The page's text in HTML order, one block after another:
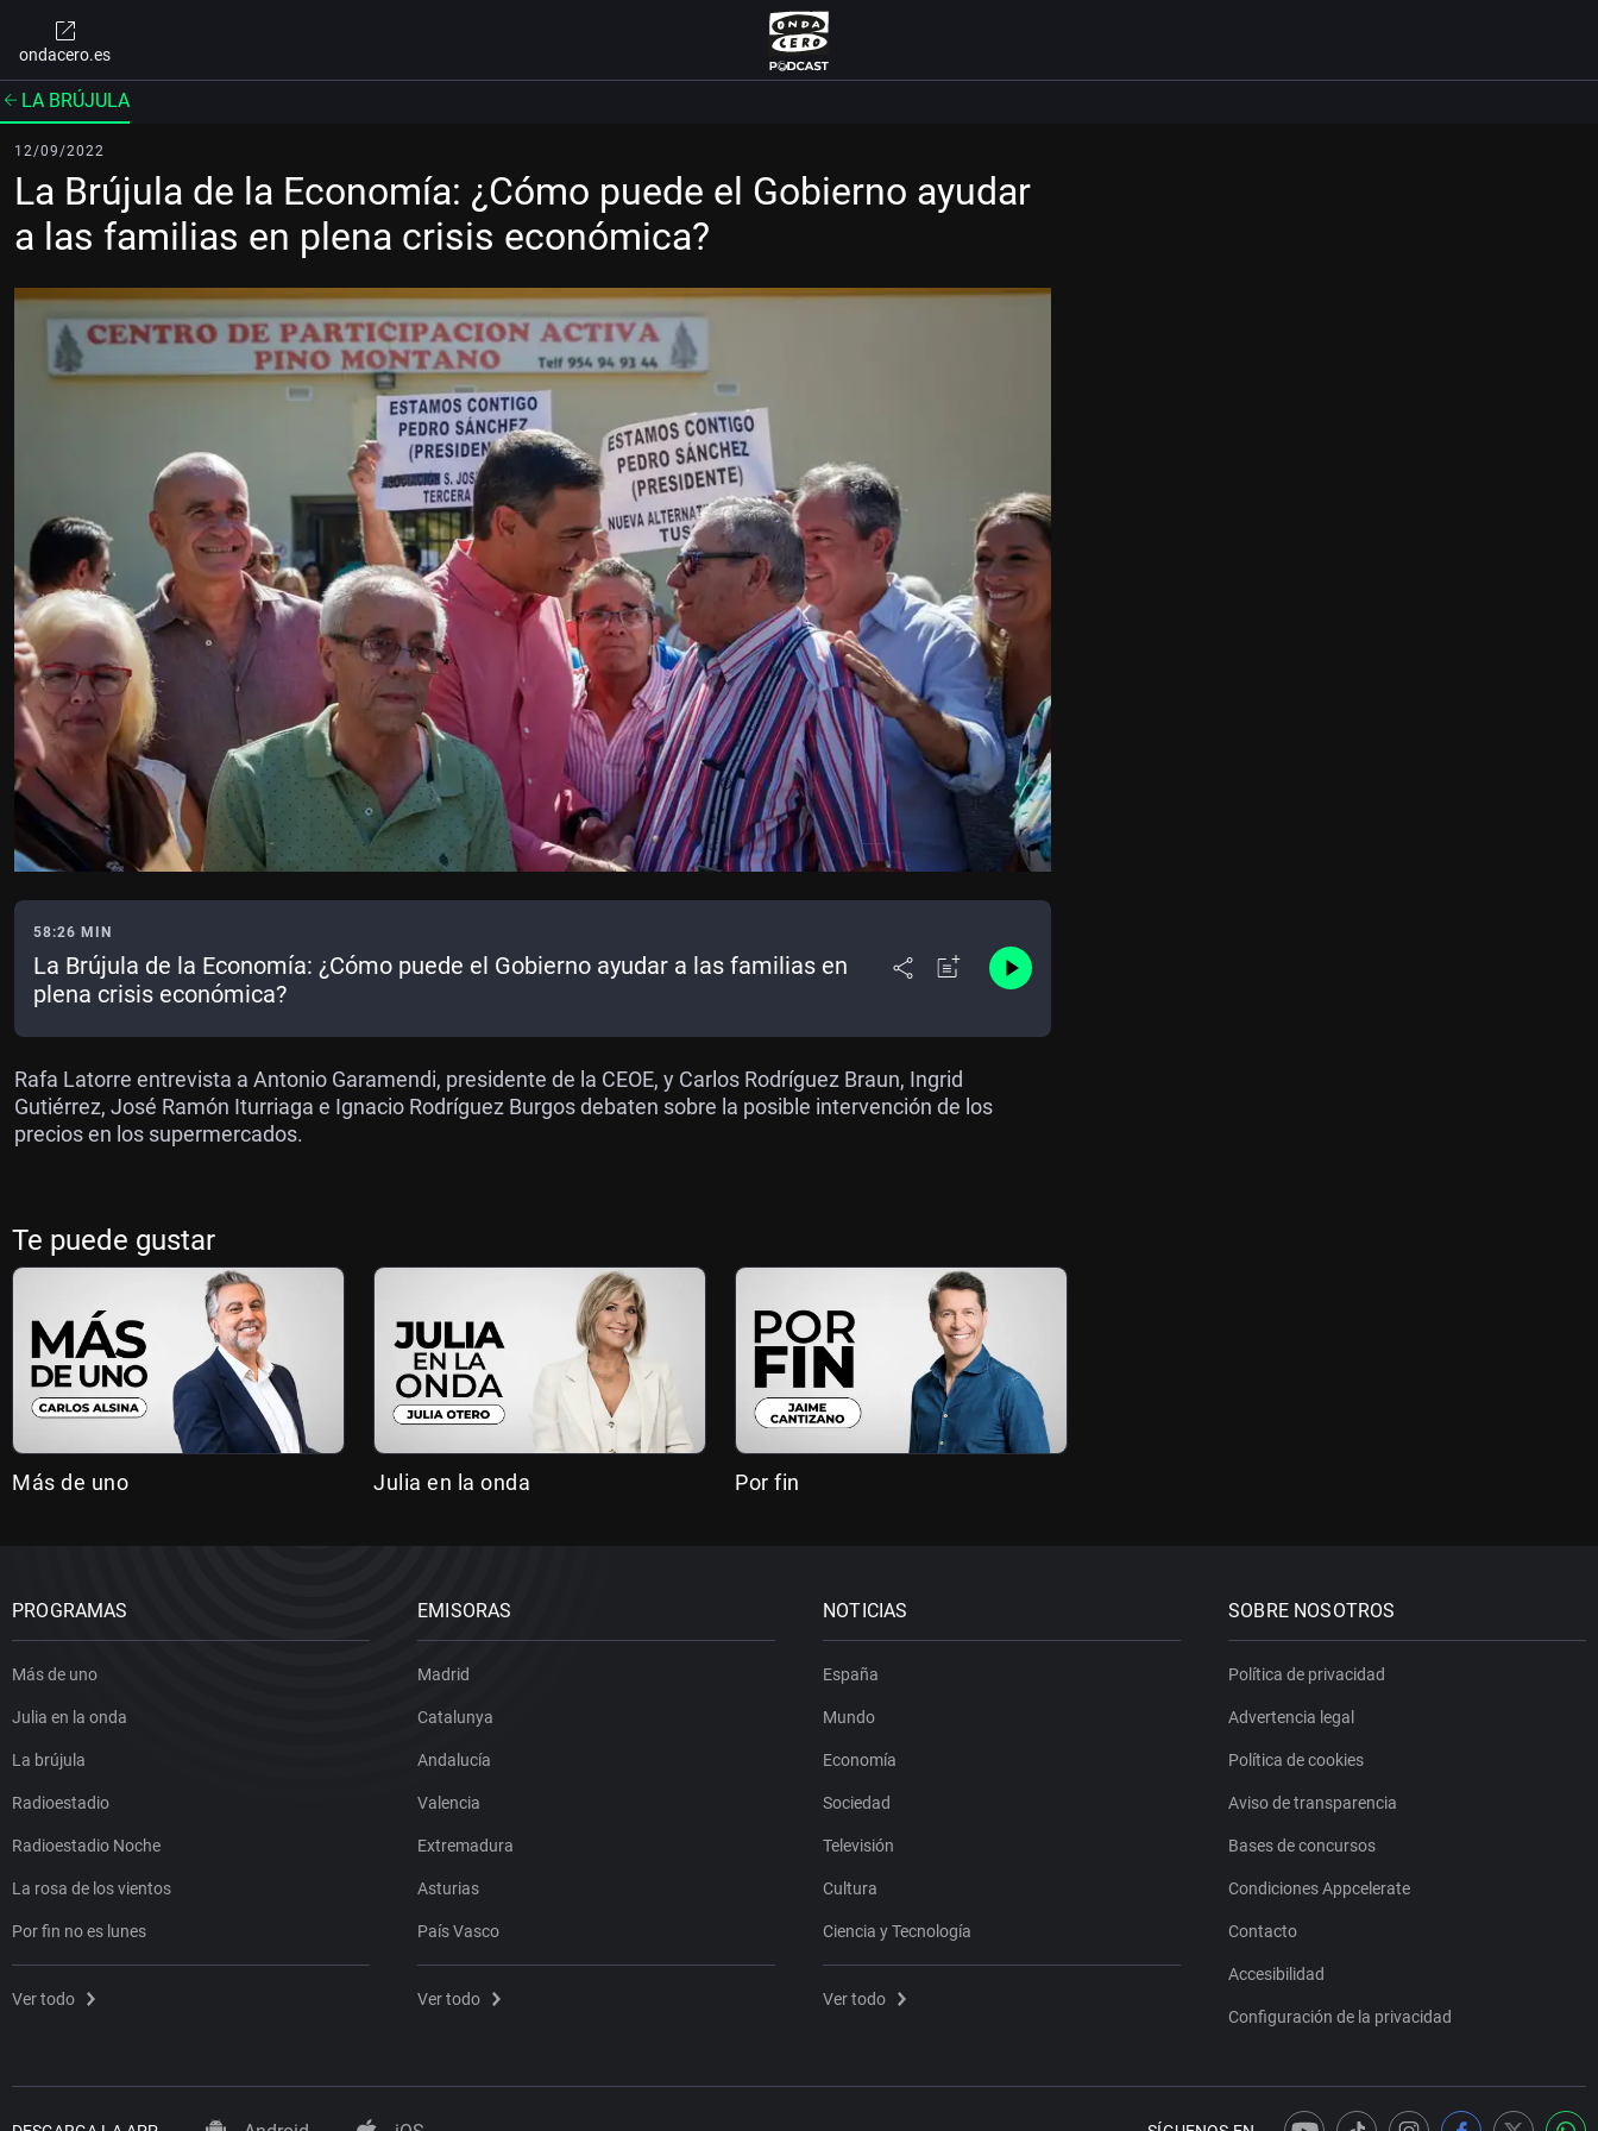
ondacero.es
LA BRÚJULA
12/09/2022
La Brújula de la Economía: ¿Cómo puede el Gobierno ayudar
a las familias en plena crisis económica?
58:26 MIN
La Brújula de la Economía: ¿Cómo puede el Gobierno ayudar a las familias en
plena crisis económica?
Rafa Latorre entrevista a Antonio Garamendi, presidente de la CEOE, y Carlos Rodríguez Braun, Ingrid
Gutiérrez, José Ramón Iturriaga e Ignacio Rodríguez Burgos debaten sobre la posible intervención de los
precios en los supermercados.
Te puede gustar
Más de uno Julia en la onda Por fin
PROGRAMAS
Más de uno
Julia en la onda
La brújula
Radioestadio
Radioestadio Noche
La rosa de los vientos
Por fin no es lunes
Ver todo
EMISORAS
Madrid
Catalunya
Andalucía
Valencia
Extremadura
Asturias
País Vasco
Ver todo
NOTICIAS
España
Mundo
Economía
Sociedad
Televisión
Cultura
Ciencia y Tecnología
Ver todo
SOBRE NOSOTROS
Política de privacidad
Advertencia legal
Política de cookies
Aviso de transparencia
Bases de concursos
Condiciones Appcelerate
Contacto
Accesibilidad
Configuración de la privacidad